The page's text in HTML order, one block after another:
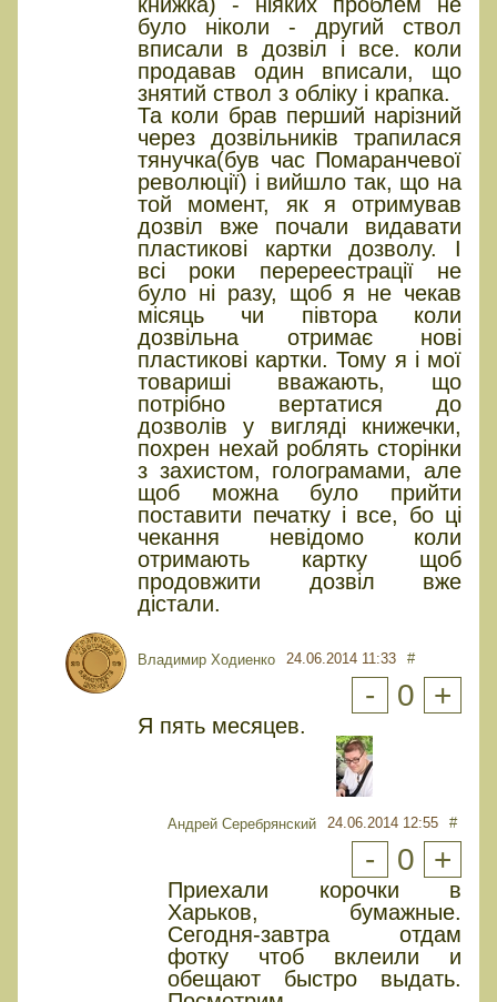
було ніколи - другий ствол
вписали в дозвіл і все. коли
продавав один вписали, що
знятий ствол з обліку і крапка.
Та коли брав перший нарізний
через дозвільників трапилася
тянучка(був час Помаранчевої
революції) і вийшло так, що на
той момент, як я отримував
дозвіл вже почали видавати
пластикові картки дозволу. І
всі роки перереестрації не
було ні разу, щоб я не чекав
місяць чи півтора коли
дозвільна отримає нові
пластикові картки. Тому я і мої
товариші вважають, що
потрібно вертатися до
дозволів у вигляді книжечки,
похрен нехай роблять сторінки
з захистом, голограмами, але
щоб можна було прийти
поставити печатку і все, бо ці
чекання невідомо коли
отримають картку щоб
продовжити дозвіл вже
дістали.
Владимир Ходиенко 24.06.2014 11:33 #
- 0 +
Я пять месяцев.
Андрей Серебрянский 24.06.2014 12:55 #
- 0 +
Приехали корочки в
Харьков, бумажные.
Сегодня-завтра отдам
фотку чтоб вклеили и
обещают быстро выдать.